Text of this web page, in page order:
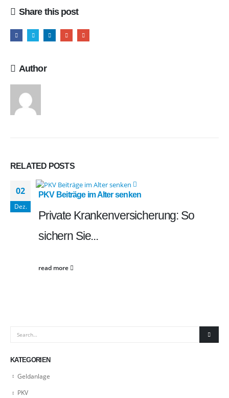
Share this post
Author
RELATED POSTS
02
Dez.
PKV Beiträge im Alter senken
Private Krankenversicherung: So
sichern Sie...
read more
KATEGORIEN
Geldanlage
PKV